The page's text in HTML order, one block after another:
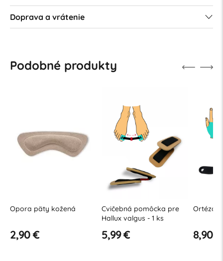
Doprava a vrátenie
Podobné produkty
Cvičebná pomôcka pre
5,99 €
Ortéza zápästia a palca
8,90 €